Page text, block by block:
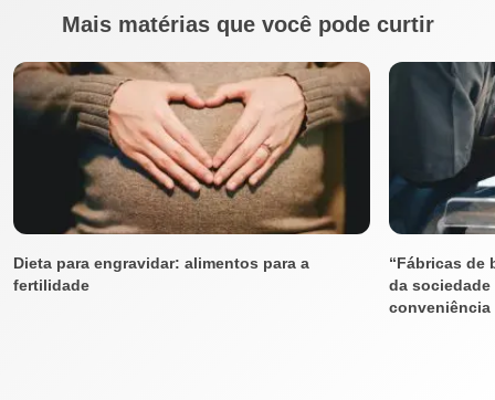
Mais matérias que você pode curtir
Dieta para engravidar: alimentos para a
fertilidade
“Fábricas de
da sociedade
conveniência